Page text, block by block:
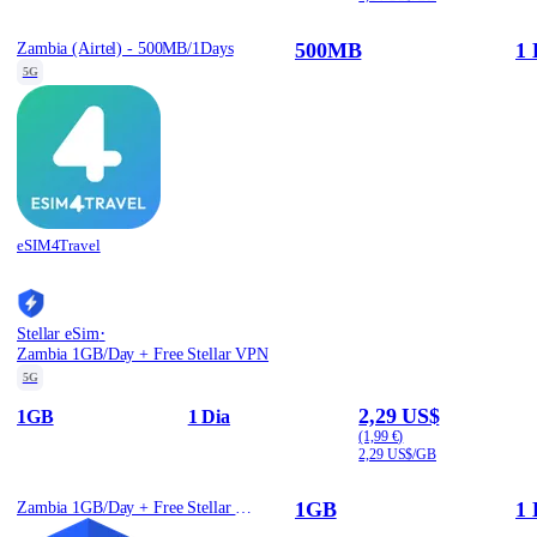
Zambia (Airtel) - 500MB/1Days
5G
eSIM4Travel
500MB 1
Stellar eSim·
Zambia 1GB/Day + Free Stellar VPN
5G
1GB 1 Dia 2,29 US$
(1,99 €)
2,29 US$/GB
1GB 1